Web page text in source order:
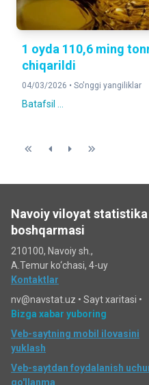
1 oyda 110,6 ming
chiqarildi
04/03/2026 • So'nggi yangiliklar
Batafsil ...
Navoiy viloyat statistika
boshqarmasi
210100, Navoiy sh.,
A.Temur ko‘chаsi, 4-uy
Kontaktlar
nv@navstat.uz • Sayt xaritasi •
Bizga xabar yuboring
Veb-saytning mobil ilovasini
yuklash
Veb-saytdan foydalanish
qo'llanma